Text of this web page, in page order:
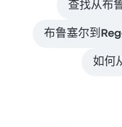
查找从布
布鲁塞尔到
如何